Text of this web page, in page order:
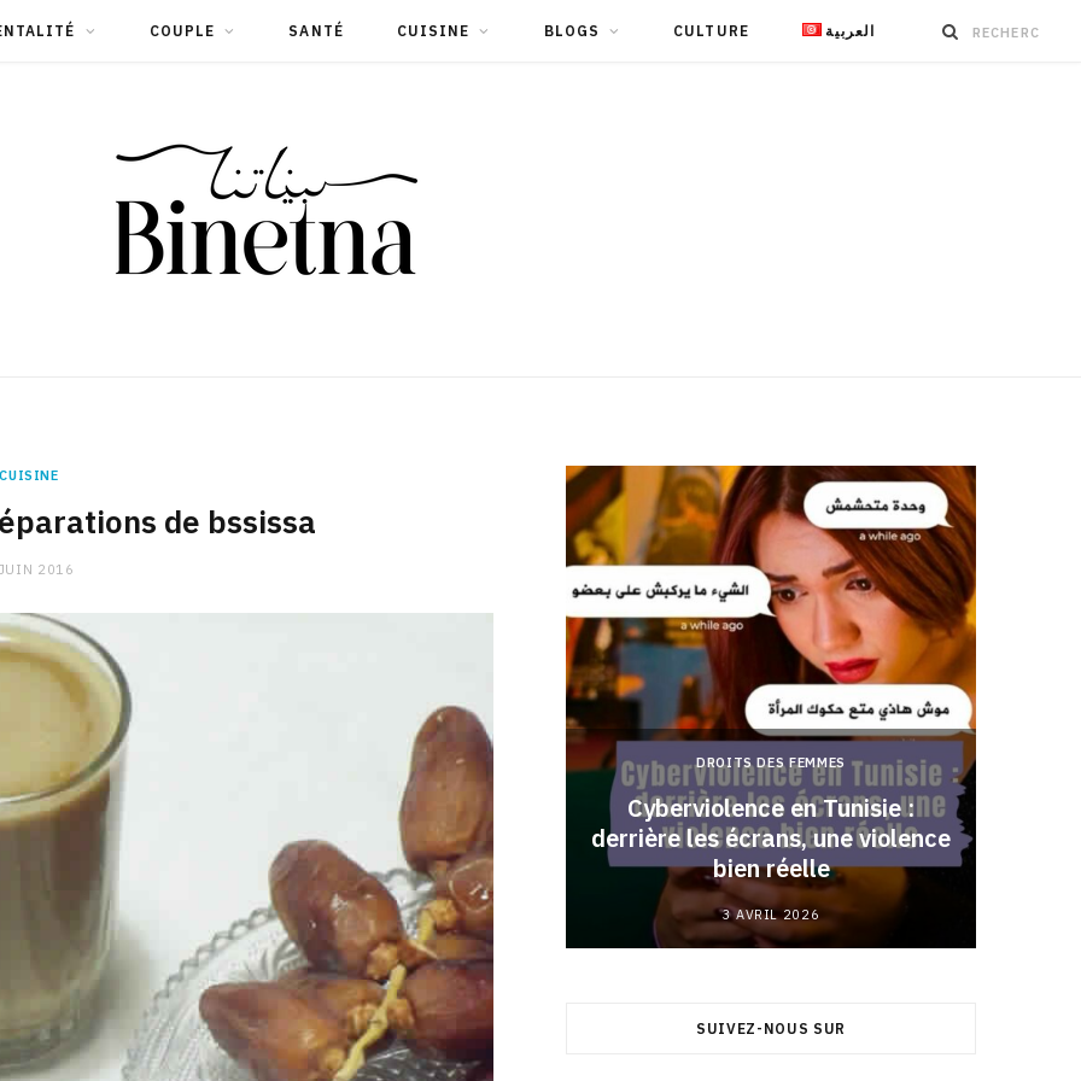
COUPLE SANTÉ CUISINE BLOGS CULTURE العربية
CUISINE
de bssissa
2016
CHARGE MENTALE
Stress après le travail :
comment relâcher la pression
9 JANVIER 2026
DROITS DES FEMMES
Cyberviolence en Tunisie :
derrière les écrans, une violence
bien réelle
3 AVRIL 2026
SUIVEZ-NOUS SUR